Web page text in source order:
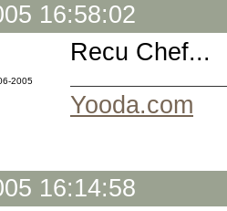
16:58:02
2005
Recu Chef...
Yooda.com
16:14:58